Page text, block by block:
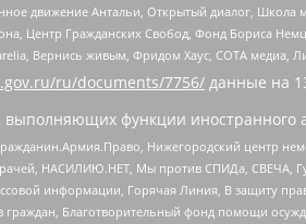
движение Антальи, Открытый диалог,
Центр Гражданских Свобод, Фонд Бориса
Вернись живым, Фридом Хаус, СОТА медиа,
ru/documents/7756/ данные на
функции иностранного
Нижегородский центр
НАСИЛИЮ.НЕТ, Мы против СПИДа, СВЕЧА,
информации, Горячая Линия, В защиту
Благотворительный фонд помощи